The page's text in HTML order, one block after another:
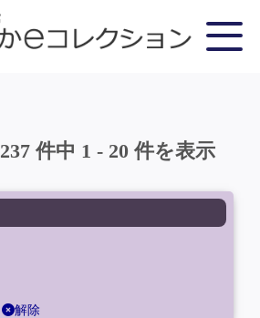
237 件中 1 - 20 件を表示
解除